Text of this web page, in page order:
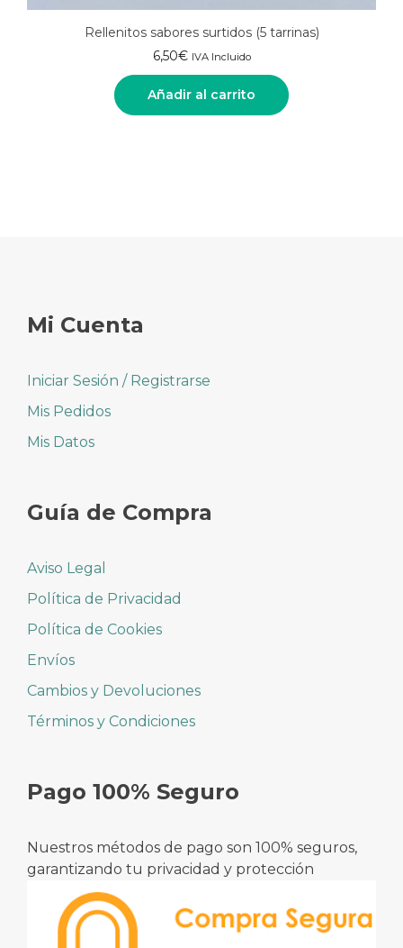
Rellenitos sabores surtidos (5 tarrinas)
6,50€ IVA Incluido
Añadir al carrito
Mi Cuenta
Iniciar Sesión / Registrarse
Mis Pedidos
Mis Datos
Guía de Compra
Aviso Legal
Política de Privacidad
Política de Cookies
Envíos
Cambios y Devoluciones
Términos y Condiciones
Pago 100% Seguro
Nuestros métodos de pago son 100% seguros,
garantizando tu privacidad y protección